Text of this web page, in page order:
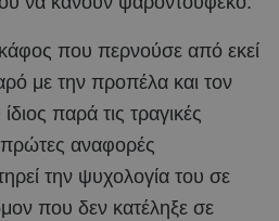
που περνούσε από εκεί
με την προπέλα και τον
παρά τις τραγικές
αναφορές
την ψυχολογία του σε
που δεν κατέληξε σε